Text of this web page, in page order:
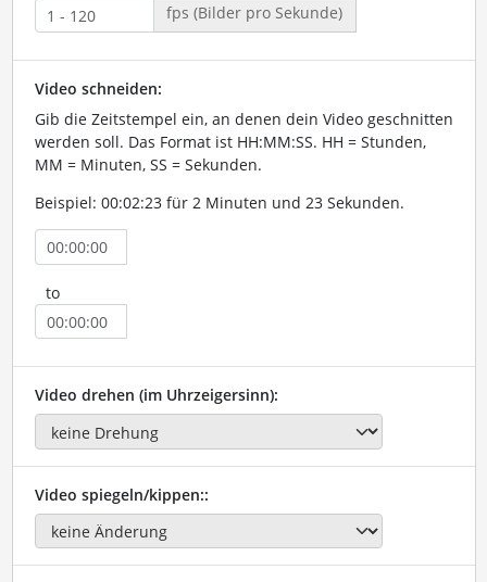
fps (Bilder pro Sekunde)
Video schneiden:
Gib die Zeitstempel ein, an denen dein Video geschnitten
werden soll. Das Format ist HH:MM:SS. HH = Stunden,
MM = Minuten, SS = Sekunden.
Beispiel: 00:02:23 für 2 Minuten und 23 Sekunden.
to
Video drehen (im Uhrzeigersinn):
Video spiegeln/kippen::